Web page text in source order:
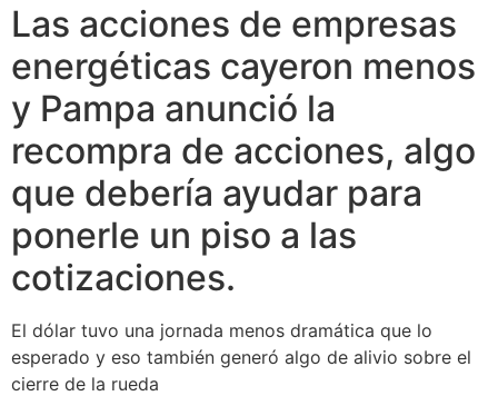
Las acciones de empresas
energéticas cayeron menos
y Pampa anunció la
recompra de acciones, algo
que debería ayudar para
ponerle un piso a las
cotizaciones.
El dólar tuvo una jornada menos dramática que lo
esperado y eso también generó algo de alivio sobre el
cierre de la rueda